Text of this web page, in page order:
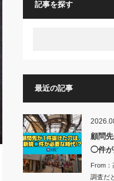
記事を探す
最近の記事
顧問
◯件が
From：
調査だ